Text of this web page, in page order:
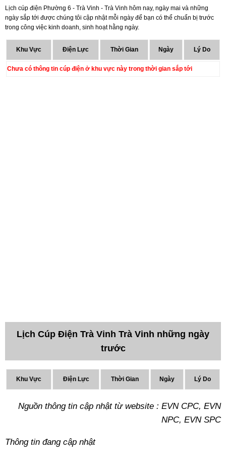
Lịch cúp điện Phường 6 - Trà Vinh - Trà Vinh hôm nay, ngày mai và những
ngày sắp tới được chúng tôi cập nhật mỗi ngày để bạn có thể chuẩn bị trước
trong công việc kinh doanh, sinh hoạt hằng ngày.
Khu Vực Điện Lực Thời Gian Ngày Lý Do
Chưa có thông tin cúp điện ở khu vực này trong thời gian sắp tới
Lịch Cúp Điện Trà Vinh Trà Vinh những ngày
trước
Khu Vực Điện Lực Thời Gian Ngày Lý Do
Nguồn thông tin cập nhật từ website : EVN CPC, EVN
NPC, EVN SPC
Thông tin đang cập nhật